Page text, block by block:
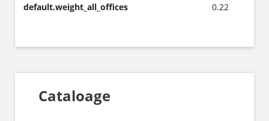
default.weight_all_offices
0.22
Cataloage